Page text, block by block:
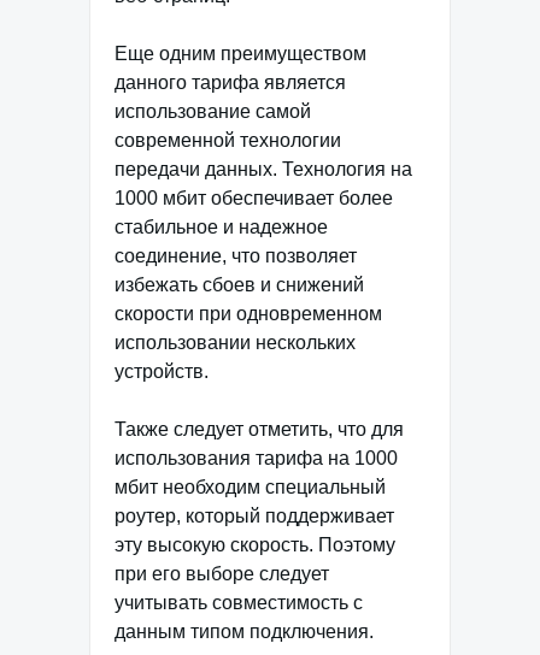
Еще одним преимуществом
данного тарифа является
использование самой
современной технологии
передачи данных. Технология на
1000 мбит обеспечивает более
стабильное и надежное
соединение, что позволяет
избежать сбоев и снижений
скорости при одновременном
использовании нескольких
устройств.
Также следует отметить, что для
использования тарифа на 1000
мбит необходим специальный
роутер, который поддерживает
эту высокую скорость. Поэтому
при его выборе следует
учитывать совместимость с
данным типом подключения.